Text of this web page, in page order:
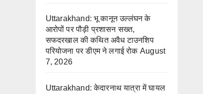
Uttarakhand: भू कानून उल्लंघन के
आरोपों पर पौड़ी प्रशासन सख्त,
सफदरखाल की कथित अवैध टाउनशिप
परियोजना पर डीएम ने लगाई रोक August
7, 2026
Uttarakhand: केदारनाथ यात्रा में घायल